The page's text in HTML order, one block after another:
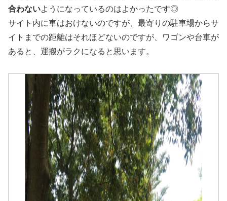
合わないようになっているのはよかったです◎
サイト内に車はおけないのですが、最寄りの駐車場からサ
イトまでの距離はそれほどないのですが、ワゴンや台車が
あると、運搬がラクになると思います。